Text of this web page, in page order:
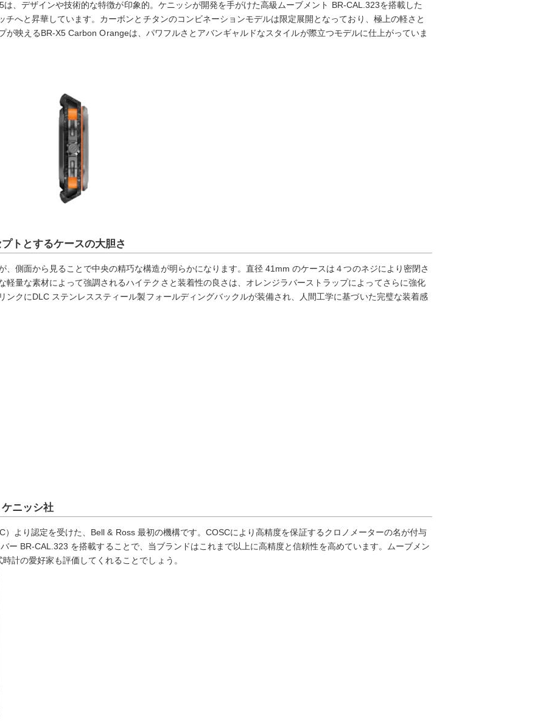
、デザインや技術的な特徴が印象的。ケニッシが開発を手がけた高級ムーブメント BR-CAL.323を搭載した
チへと昇華しています。カーボンとチタンのコンビネーションモデルは限定展開となっており、極上の軽さと
が映えるBR-X5 Carbon Orangeは、パワフルさとアバンギャルドなスタイルが際立つモデルに仕上がっていま
トとするケースの大胆さ
、側面から見ることで中央の精巧な構造が明らかになります。直径 41mm のケースは４つのネジにより密閉さ
軽量な素材によって強調されるハイテクさと装着性の良さは、オレンジラバーストラップによってさらに強化
ンクにDLC ステンレススティール製フォールディングバックルが装備され、人間工学に基づいた完璧な装着感
ニッシ社
）より認定を受けた、Bell & Ross 最初の機構です。COSCにより高精度を保証するクロノメーターの名が付与
ー BR-CAL.323 を搭載することで、当ブランドはこれまで以上に高精度と信頼性を高めています。ムーブメン
計の愛好家も評価してくれることでしょう。